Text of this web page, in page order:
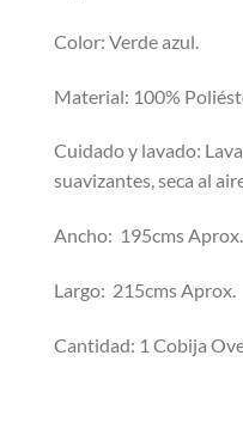
Color: Verde azul.
Material: 100%
Cuidado y lavado:
suavizantes, seca al
Ancho: 195cms Aprox.
Largo: 215cms Aprox.
Cantidad: 1 Cobija